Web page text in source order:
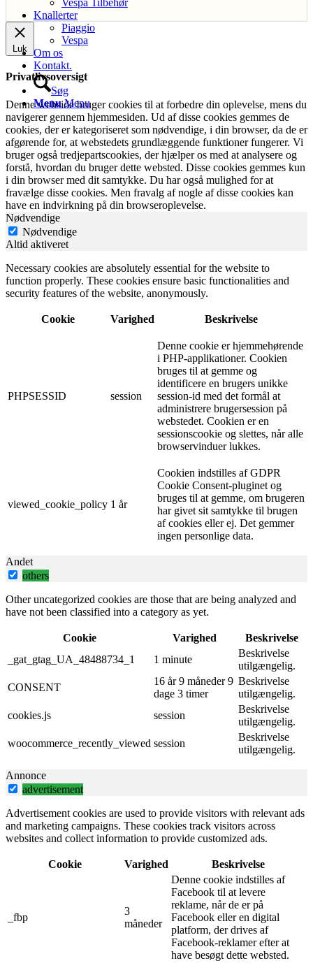
Vespa Tilbehør
Knallerter
Piaggio
Vespa
Om os
Kontakt.
Søg
Menu Menu
Luk
Privatlivsoversigt
Denne webside bruger cookies til at forbedre din oplevelse, mens du
navigerer gennem hjemmesiden. Ud af disse cookies gemmes de
cookies, der er kategoriseret som nødvendige, i din browser, da de er
afgørende for, at webstedets grundlæggende funktioner fungerer. Vi
bruger også tredjepartscookies, der hjælper os med at analysere og
forstå, hvordan du bruger dette websted. Disse cookies gemmes kun
i din browser med dit samtykke. Du har også mulighed for at
fravælge disse cookies. Men fravalg af nogle af disse cookies kan
have en indvirkning på din browseroplevelse.
Nødvendige
Nødvendige
Altid aktiveret
Necessary cookies are absolutely essential for the website to
function properly. These cookies ensure basic functionalities and
security features of the website, anonymously.
Cookie Varighed Beskrivelse
PHPSESSID session
Denne cookie er hjemmehørende
i PHP-applikationer. Cookien
bruges til at gemme og
identificere en brugers unikke
session-id med det formål at
administrere brugersession på
webstedet. Cookien er en
sessionscookie og slettes, når alle
browservinduer lukkes.
viewed_cookie_policy 1 år
Cookien indstilles af GDPR
Cookie Consent-pluginet og
bruges til at gemme, om brugeren
har givet sit samtykke til brugen
af ​​cookies eller ej. Det gemmer
ingen personlige data.
Andet
others
Other uncategorized cookies are those that are being analyzed and
have not been classified into a category as yet.
Cookie Varighed
Beskrivelse
_gat_gtag_UA_48488734_1
1 minute
Beskrivelse
utilgængelig.
CONSENT
16 år 9 måneder 9
dage 3 timer
Beskrivelse
utilgængelig.
cookies.js
session
Beskrivelse
utilgængelig.
woocommerce_recently_viewed session
Beskrivelse
utilgængelig.
Annonce
advertisement
Advertisement cookies are used to provide visitors with relevant ads
and marketing campaigns. These cookies track visitors across
websites and collect information to provide customized ads.
Cookie Varighed Beskrivelse
_fbp
3
måneder
Denne cookie indstilles af
Facebook til at levere
reklame, når de er på
Facebook eller en digital
platform, der drives af
Facebook-reklamer efter at
have besøgt dette websted.